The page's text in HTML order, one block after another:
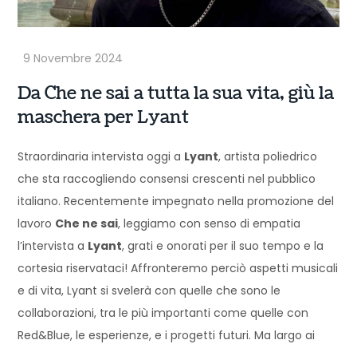
Da Che ne sai a tutta la sua vita, giù la
maschera per Lyant
Straordinaria intervista oggi a Lyant, artista poliedrico
che sta raccogliendo consensi crescenti nel pubblico
italiano. Recentemente impegnato nella promozione del
lavoro Che ne sai, leggiamo con senso di empatia
l’intervista a Lyant, grati e onorati per il suo tempo e la
cortesia riservataci! Affronteremo perciò aspetti musicali
e di vita, Lyant si svelerà con quelle che sono le
collaborazioni, tra le più importanti come quelle con
Red&Blue, le esperienze, e i progetti futuri. Ma largo ai